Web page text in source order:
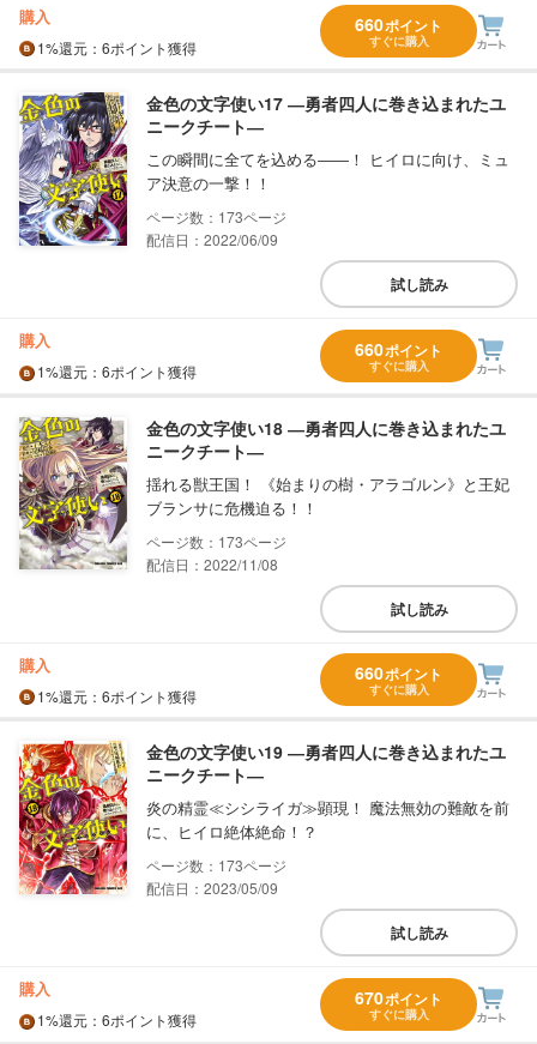
購入
1%還元 ：6ポイント獲得
660ポイント
すぐに購入
金色の文字使い17 ―勇者四人に巻き込まれたユ
ニークチート―
この瞬間に全てを込める――！ ヒイロに向け、ミュ
ア決意の一撃！！
173
配信日：2022/06/09
試し読み
購入
1%還元 ：6ポイント獲得
660ポイント
すぐに購入
金色の文字使い18 ―勇者四人に巻き込まれたユ
ニークチート―
揺れる獣王国！ 《始まりの樹・アラゴルン》と王妃
ブランサに危機迫る！！
173
配信日：2022/11/08
試し読み
購入
1%還元 ：6ポイント獲得
660ポイント
すぐに購入
金色の文字使い19 ―勇者四人に巻き込まれたユ
ニークチート―
炎の精霊≪シシライガ≫顕現！ 魔法無効の難敵を前
に、ヒイロ絶体絶命！？
173
配信日：2023/05/09
試し読み
購入
1%還元 ：6ポイント獲得
670ポイント
すぐに購入